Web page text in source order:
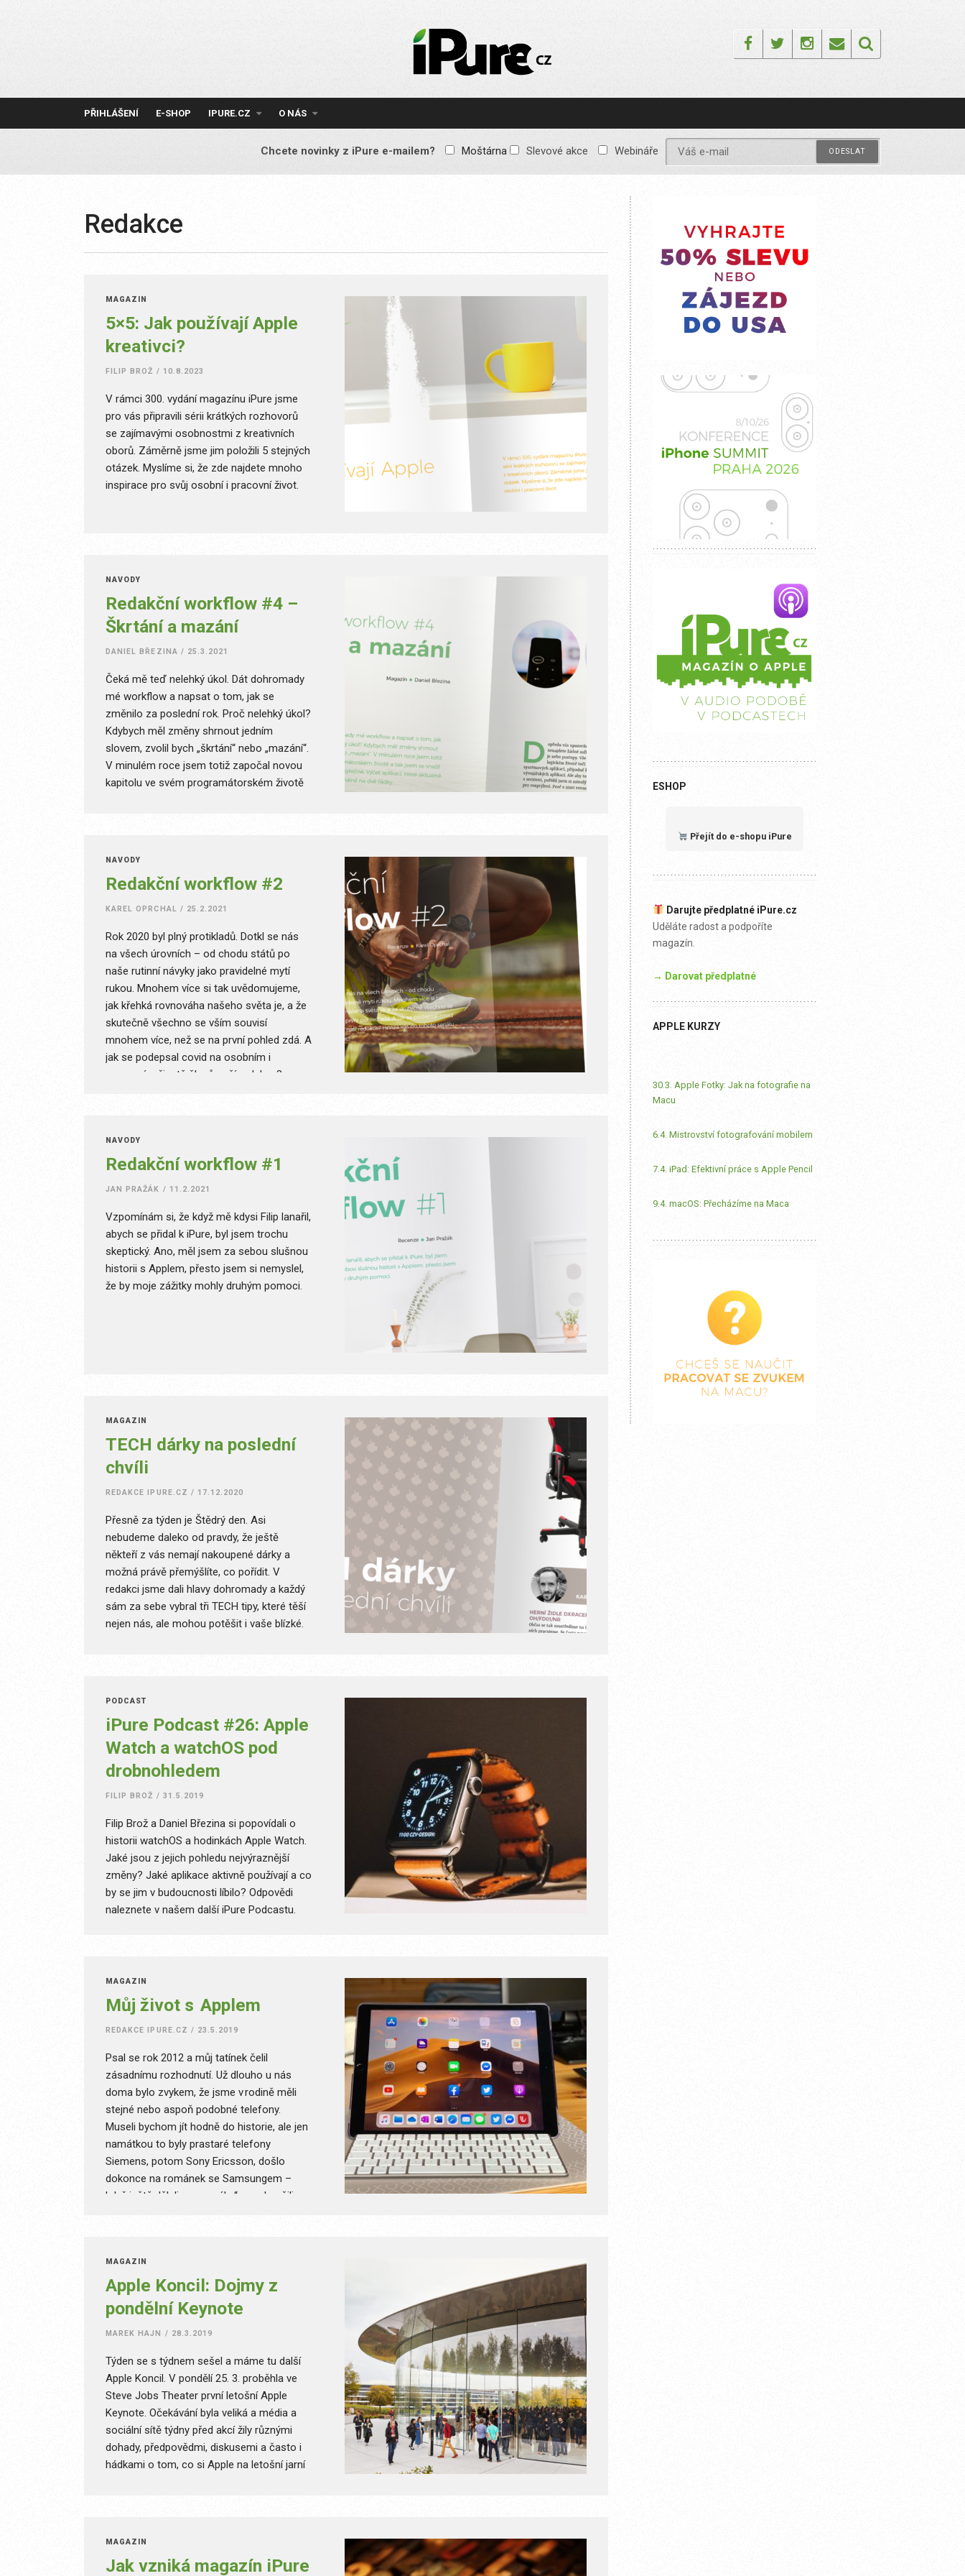
IPURE.CZ
Prémiový Apple e-
reklamy, žádné
obsah pro všechny
FacebookTwitterInstagram
Email
PŘIHLÁŠENÍ E-SHOP IPURE.CZ O NÁS
Chcete novinky z iPure e-mailem? Moštárna Slevové akce Webináře
Redakce
MAGAZÍN
5×5: Jak používají Apple
kreativci?
FILIP BROŽ / 10.8.2023
V rámci 300. vydání magazínu iPure jsme
pro vás připravili sérii krátkých rozhovorů
se zajímavými osobnostmi z kreativních
oborů. Záměrně jsme jim položili 5 stejných
otázek. Myslíme si, že zde najdete mnoho
inspirace pro svůj osobní i pracovní život.
NÁVODY
Redakční workflow #4 –
Škrtání a mazání
DANIEL BŘEZINA / 25.3.2021
Čeká mě teď nelehký úkol. Dát dohromady
mé workflow a napsat o tom, jak se
změnilo za poslední rok. Proč nelehký úkol?
Kdybych měl změny shrnout jedním
slovem, zvolil bych „škrtání“ nebo „mazání“.
V minulém roce jsem totiž započal novou
kapitolu ve svém programátorském životě
NÁVODY
Redakční workflow #2
KAREL OPRCHAL / 25.2.2021
Rok 2020 byl plný protikladů. Dotkl se nás
na všech úrovních – od chodu států po
naše rutinní návyky jako pravidelné mytí
rukou. Mnohem více si tak uvědomujeme,
jak křehká rovnováha našeho světa je, a že
skutečně všechno se vším souvisí
mnohem více, než se na první pohled zdá. A
jak se podepsal covid na osobním i
pracovním životě členů naší redakce?
NÁVODY
Redakční workflow #1
JAN PRAŽÁK / 11.2.2021
Vzpomínám si, že když mě kdysi Filip lanařil,
abych se přidal k iPure, byl jsem trochu
skeptický. Ano, měl jsem za sebou slušnou
historii s Applem, přesto jsem si nemyslel,
že by moje zážitky mohly druhým pomoci.
MAGAZÍN
TECH dárky na poslední
chvíli
REDAKCE IPURE.CZ / 17.12.2020
Přesně za týden je Štědrý den. Asi
nebudeme daleko od pravdy, že ještě
někteří z vás nemají nakoupené dárky a
možná právě přemýšlíte, co pořídit. V
redakci jsme dali hlavy dohromady a každý
sám za sebe vybral tři TECH tipy, které těší
nejen nás, ale mohou potěšit i vaše blízké.
PODCAST
iPure Podcast #26: Apple
Watch a watchOS pod
drobnohledem
FILIP BROŽ / 31.5.2019
Filip Brož a Daniel Březina si popovídali o
historii watchOS a hodinkách Apple Watch.
Jaké jsou z jejich pohledu nejvýraznější
změny? Jaké aplikace aktivně používají a co
by se jim v budoucnosti líbilo? Odpovědi
naleznete v našem další iPure Podcastu.
MAGAZÍN
Můj život s Applem
REDAKCE IPURE.CZ / 23.5.2019
Psal se rok 2012 a můj tatínek čelil
zásadnímu rozhodnutí. Už dlouho u nás
doma bylo zvykem, že jsme v rodině měli
stejné nebo aspoň podobné telefony.
Museli bychom jít hodně do historie, ale jen
namátkou to byly prastaré telefony
Siemens, potom Sony Ericsson, došlo
dokonce na románek se Samsungem –
když ještě dělali „vysouváky“ – a skončili
stáli na rozcestí. Kam dál?
MAGAZÍN
Apple Koncil: Dojmy z
pondělní Keynote
MAREK HAJN / 28.3.2019
Týden se s týdnem sešel a máme tu další
Apple Koncil. V pondělí 25. 3. proběhla ve
Steve Jobs Theater první letošní Apple
Keynote. Očekávání byla veliká a média a
sociální sítě týdny před akcí žily různými
dohady, předpovědmi, diskusemi a často i
hádkami o tom, co si Apple na letošní jarní
MAGAZÍN
Jak vzniká magazín iPure
ESHOP
Přejít do e-shopu iPure
Darujte předplatné iPure.cz
Uděláte radost a podpoříte
magazín.
→ Darovat předplatné
APPLE KURZY
30.3. Apple Fotky: Jak na fotografie na
Macu
6.4. Mistrovství fotografování mobilem
7.4. iPad: Efektivní práce s Apple Pencil
9.4. macOS: Přecházíme na Maca